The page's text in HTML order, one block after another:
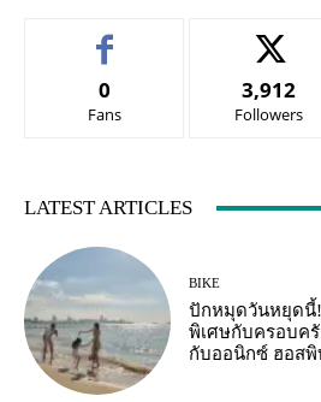
0
Fans
3,912
Followers
LATEST ARTICLES
BIKE
ปักหมุดวันหยุดนี้!
พิเศษกับครอบครั
กับออนิกซ์ ฮอสพิ